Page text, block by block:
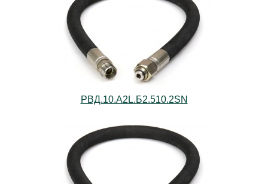
РВД.10.А2L.Б2.510.2SN